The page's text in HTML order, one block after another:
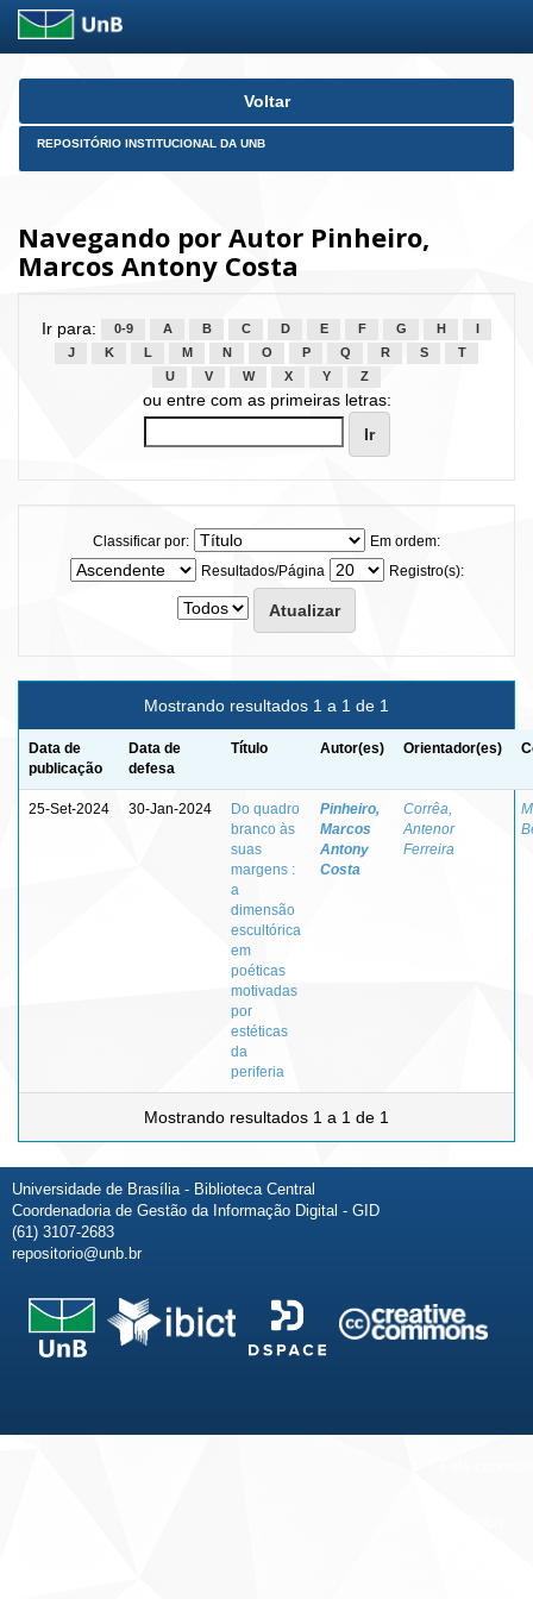
Skip
Voltar
REPOSITÓRIO INSTITUCIONAL DA UNB
Navegando por Autor Pinheiro,
Marcos Antony Costa
Ir para: 0-9 A B C D E F G H
J
K L M N O P Q R S
T
U
V W X Y Z
ou entre com as primeiras letras:
Classificar por:
Em ordem:
Resultados/Página
Registro(s):
Mostrando resultados 1 a 1 de 1
Data de
publicação
Data de
defesa
Título Autor(es) Orientador(es)
25-Set-2024 30-Jan-2024
Do quadro
branco às
suas
margens :
a
dimensão
escultórica
em
poéticas
motivadas
por
estéticas
da
periferia
Pinheiro,
Marcos
Antony
Costa
Corrêa,
Antenor
Ferreira
Mostrando resultados 1 a 1 de 1
Universidade de Brasília - Biblioteca Central
Coordenadoria de Gestão da Informação Digital - GID
(61) 3107-2683
repositorio@unb.br